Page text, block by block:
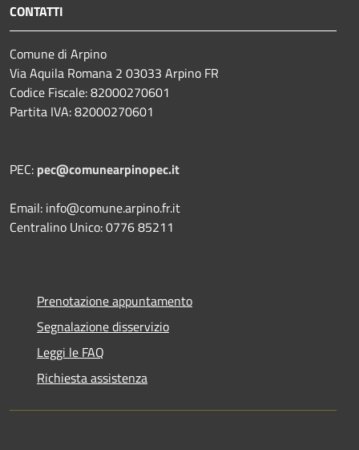
CONTATTI
Comune di Arpino
Via Aquila Romana 2 03033 Arpino FR
Codice Fiscale: 82000270601
Partita IVA: 82000270601
PEC: pec@comunearpinopec.it
Email: info@comune.arpino.fr.it
Centralino Unico: 0776 85211
Prenotazione appuntamento
Segnalazione disservizio
Leggi le FAQ
Richiesta assistenza